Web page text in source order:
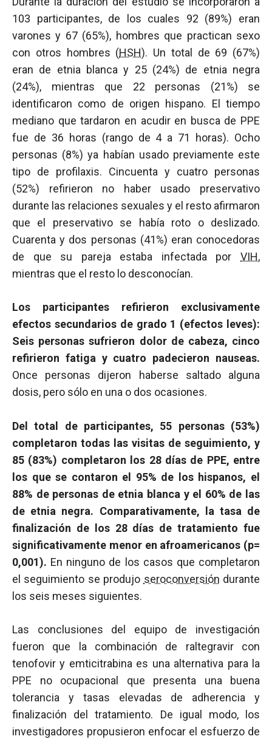
103 participantes, de los cuales 92 (89%) eran
varones y 67 (65%), hombres que practican sexo
con otros hombres (HSH). Un total de 69 (67%)
eran de etnia blanca y 25 (24%) de etnia negra
(24%), mientras que 22 personas (21%) se
identificaron como de origen hispano. El tiempo
mediano que tardaron en acudir en busca de PPE
fue de 36 horas (rango de 4 a 71 horas). Ocho
personas (8%) ya habían usado previamente este
tipo de profilaxis. Cincuenta y cuatro personas
(52%) refirieron no haber usado preservativo
durante las relaciones sexuales y el resto afirmaron
que el preservativo se había roto o deslizado.
Cuarenta y dos personas (41%) eran conocedoras
de que su pareja estaba infectada por VIH,
mientras que el resto lo desconocían.
Los participantes refirieron exclusivamente
efectos secundarios de grado 1 (efectos leves):
Seis personas sufrieron dolor de cabeza, cinco
refirieron fatiga y cuatro padecieron nauseas.
Once personas dijeron haberse saltado alguna
dosis, pero sólo en una o dos ocasiones.
Del total de participantes, 55 personas (53%)
completaron todas las visitas de seguimiento, y
85 (83%) completaron los 28 días de PPE, entre
los que se contaron el 95% de los hispanos, el
88% de personas de etnia blanca y el 60% de las
de etnia negra. Comparativamente, la tasa de
finalización de los 28 días de tratamiento fue
significativamente menor en afroamericanos (p=
0,001). En ninguno de los casos que completaron
el seguimiento se produjo seroconversión durante
los seis meses siguientes.
Las conclusiones del equipo de investigación
fueron que la combinación de raltegravir con
tenofovir y emticitrabina es una alternativa para la
PPE no ocupacional que presenta una buena
tolerancia y tasas elevadas de adherencia y
finalización del tratamiento. De igual modo, los
investigadores propusieron enfocar el esfuerzo de